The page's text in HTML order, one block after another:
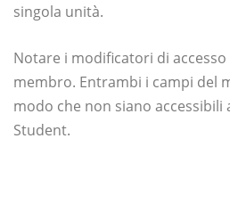
singola unità.
Notare i modificatori di
membro. Entrambi i campi del
modo che non siano accessibili
Student.